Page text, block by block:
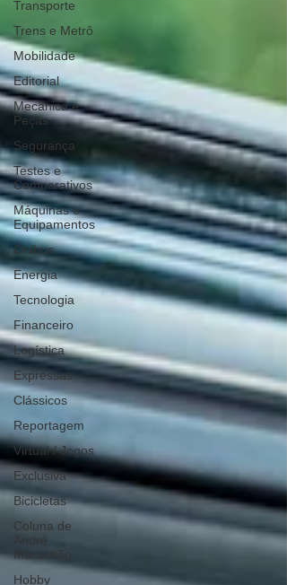
Transporte
Trens e Metrô
Mobilidade
Editorial
Mecânica e
Peças
Segurança
Testes e
Comparativos
Máquinas e
Equipamentos
Ônibus
Energia
Tecnologia
Financeiro
Logística
Expressas
Clássicos
Reportagem
Virtual / Jogos
Exclusiva
Bicicletas
Coluna de
André
Maranhão
Hobby